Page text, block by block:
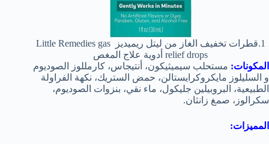
1.قطرات تخفيف الغاز من ليتل ريميديز Little Remedies gas
relief drops أدوية علاج المغص
المكونات: مستحلب سيميثيكون، أنتيجاس، كارمللوز الصوديوم
و السليلوز مايكروكرايستالن، حمض الستريك، نكهة الفراولة
الطبيعية، البروبيلين جليكول، ماء نقي، بنزوات الصوديوم،
سكرالوز، صمغ زانثان.
المميزات: